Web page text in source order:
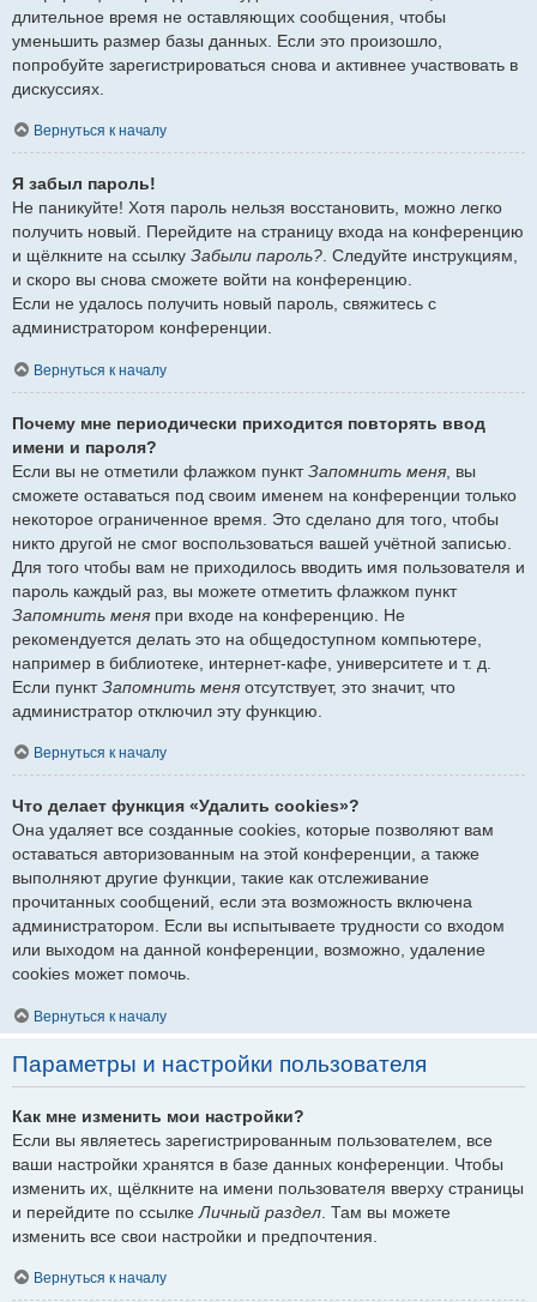
длительное время не оставляющих сообщения, чтобы
уменьшить размер базы данных. Если это произошло,
попробуйте зарегистрироваться снова и активнее участвовать в
дискуссиях.
Вернуться к началу
Я забыл пароль!
Не паникуйте! Хотя пароль нельзя восстановить, можно легко
получить новый. Перейдите на страницу входа на конференцию
и щёлкните на ссылку Забыли пароль?. Следуйте инструкциям,
и скоро вы снова сможете войти на конференцию.
Если не удалось получить новый пароль, свяжитесь с
администратором конференции.
Вернуться к началу
Почему мне периодически приходится повторять ввод
имени и пароля?
Если вы не отметили флажком пунктЗапомнить меня , вы
сможете оставаться под своим именем на конференции только
некоторое ограниченное время. Это сделано для того, чтобы
никто другой не смог воспользоваться вашей учётной записью.
Для того чтобы вам не приходилось вводить имя пользователя и
пароль каждый раз, вы можете отметить флажком пункт
Запомнить меня при входе на конференцию. Не
рекомендуется делать это на общедоступном компьютере,
например в библиотеке, интернет-кафе, университете и т. д.
Если пунктЗапомнить меня отсутствует, это значит, что
администратор отключил эту функцию.
Вернуться к началу
Что делает функция «Удалить cookies»?
Она удаляет все созданные cookies, которые позволяют вам
оставаться авторизованным на этой конференции, а также
выполняют другие функции, такие как отслеживание
прочитанных сообщений, если эта возможность включена
администратором. Если вы испытываете трудности со входом
или выходом на данной конференции, возможно, удаление
cookies может помочь.
Вернуться к началу
Параметры и настройки пользователя
Как мне изменить мои настройки?
Если вы являетесь зарегистрированным пользователем, все
ваши настройки хранятся в базе данных конференции. Чтобы
изменить их, щёлкните на имени пользователя вверху страницы
и перейдите по ссылкеЛичный раздел. Там вы можете
изменить все свои настройки и предпочтения.
Вернуться к началу